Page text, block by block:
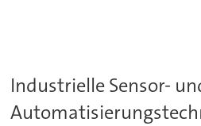
Industrielle Sensor-